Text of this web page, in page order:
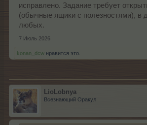
исправлено. Задание требует
(обычные ящики с полезностями), в
любых.
7 Июль 2026
konan_dcw нравится это.
LioLobnya
Всезнающий Оракул